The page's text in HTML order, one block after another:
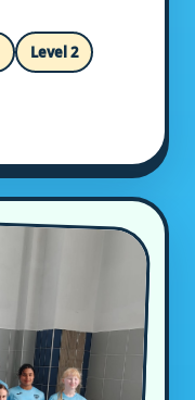
Level 2